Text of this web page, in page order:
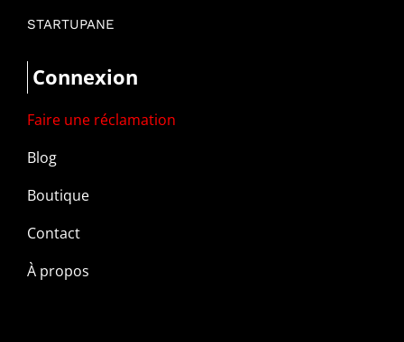
STARTUPANE
Connexion
Faire une réclamation
Blog
Boutique
Contact
À propos